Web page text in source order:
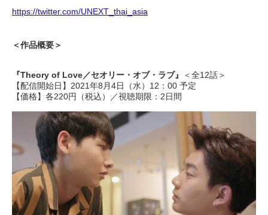
https://twitter.com/UNEXT_thai_asia
＜作品概要＞
『Theory of Love／セオリー・オブ・ラブ』
＜全12話＞
【配信開始日】2021年8月4日（水）12：00 予定
【価格】各220円（税込）／視聴期限：2日間